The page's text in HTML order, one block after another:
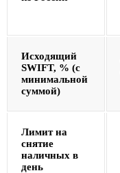
Исходящий
SWIFT, % (с
минимальной
суммой)
Лимит на
снятие
наличных в
день